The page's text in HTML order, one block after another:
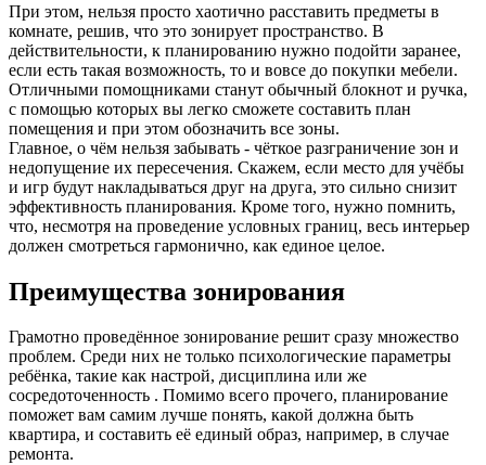
При этом, нельзя просто хаотично расставить предметы в
комнате, решив, что это зонирует пространство. В
действительности, к планированию нужно подойти заранее,
если есть такая возможность, то и вовсе до покупки мебели.
Отличными помощниками станут обычный блокнот и ручка,
с помощью которых вы легко сможете составить план
помещения и при этом обозначить все зоны.
Главное, о чём нельзя забывать - чёткое разграничение зон и
недопущение их пересечения. Скажем, если место для учёбы
и игр будут накладываться друг на друга, это сильно снизит
эффективность планирования. Кроме того, нужно помнить,
что, несмотря на проведение условных границ, весь интерьер
должен смотреться гармонично, как единое целое.
Преимущества зонирования
Грамотно проведённое зонирование решит сразу множество
проблем. Среди них не только психологические параметры
ребёнка, такие как настрой, дисциплина или же
сосредоточенность . Помимо всего прочего, планирование
поможет вам самим лучше понять, какой должна быть
квартира, и составить её единый образ, например, в случае
ремонта.